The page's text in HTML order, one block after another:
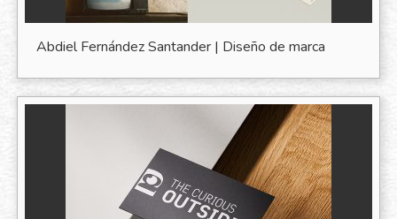
Abdiel Fernández Santander | Diseño de marca